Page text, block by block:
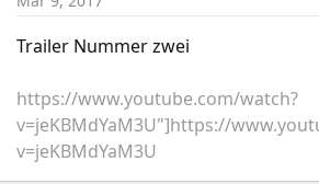
Trailer Nummer zwei
https://www.youtube.com/watch?
v=jeKBMdYaM3U"]https://
v=jeKBMdYaM3U